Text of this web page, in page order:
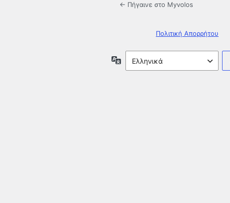
← Πήγαινε στο Myvolos
Πολιτική Απορρήτου
Γλώσσα